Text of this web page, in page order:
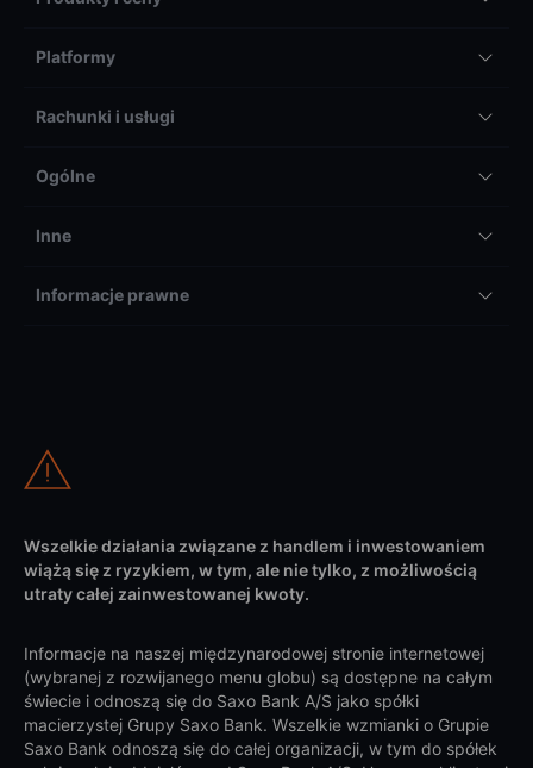
Platformy
Rachunki i usługi
Ogólne
Inne
Informacje prawne
Wszelkie działania związane z handlem i inwestowaniem
wiążą się z ryzykiem, w tym, ale nie tylko, z możliwością
utraty całej zainwestowanej kwoty.
Informacje na naszej międzynarodowej stronie internetowej
(wybranej z rozwijanego menu globu) są dostępne na całym
świecie i odnoszą się do Saxo Bank A/S jako spółki
macierzystej Grupy Saxo Bank. Wszelkie wzmianki o Grupie
Saxo Bank odnoszą się do całej organizacji, w tym do spółek